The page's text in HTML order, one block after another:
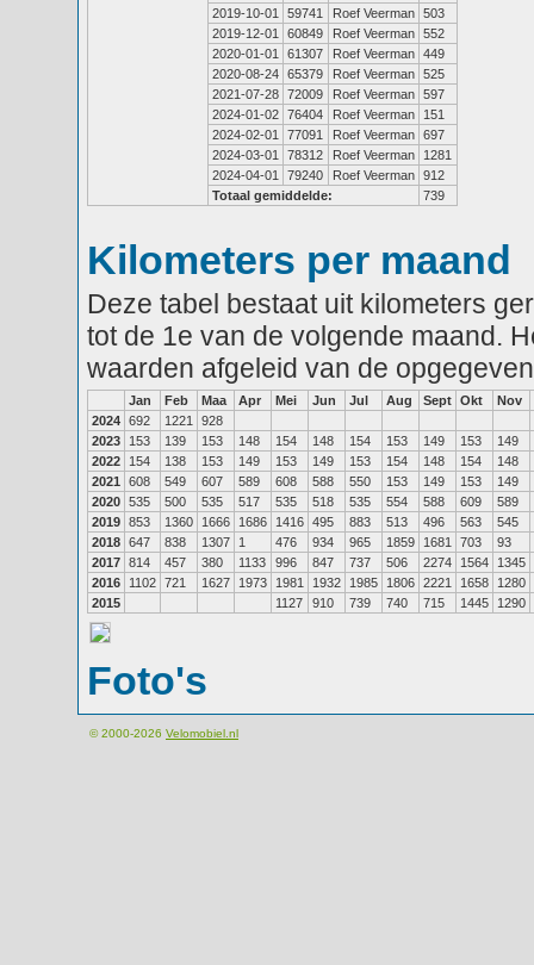
2019-10-01
59741 Roef Veerman 503
2019-12-01
60849 Roef Veerman 552
2020-01-01
61307 Roef Veerman 449
2020-08-24 65379 Roef Veerman 525
2021-07-28 72009 Roef Veerman 597
2024-01-02 76404 Roef Veerman
151
2024-02-01
77091 Roef Veerman 697
2024-03-01
78312 Roef Veerman
1281
2024-04-01
79240 Roef Veerman 912
Totaal gemiddelde:
739
Kilometers per maand
Deze tabel bestaat uit kilometers
tot de 1e van de volgende maand.
waarden afgeleid van de
Jan Feb Maa Apr Mei Jun Jul Aug Sept Okt
Nov
2024 692 1221
928
2023
153 139 153 148 154 148 154 153 149 153
149
2022
154 138 153 149 153 149 153 154 148 154
148
2021
608 549 607 589 608 588 550 153 149 153
149
2020 535 500 535 517 535 518 535 554 588 609
589
2019 853 1360 1666 1686 1416 495 883 513 496 563
545
2018 647 838 1307 1 476 934 965 1859 1681 703
93
2017 814 457 380 1133 996 847 737 506 2274 1564
1345
2016
1102 721 1627 1973 1981 1932 1985 1806 2221 1658
1280
2015
1127 910 739 740 715 1445 1290
Foto's
© 2000-2026 Velomobiel.nl